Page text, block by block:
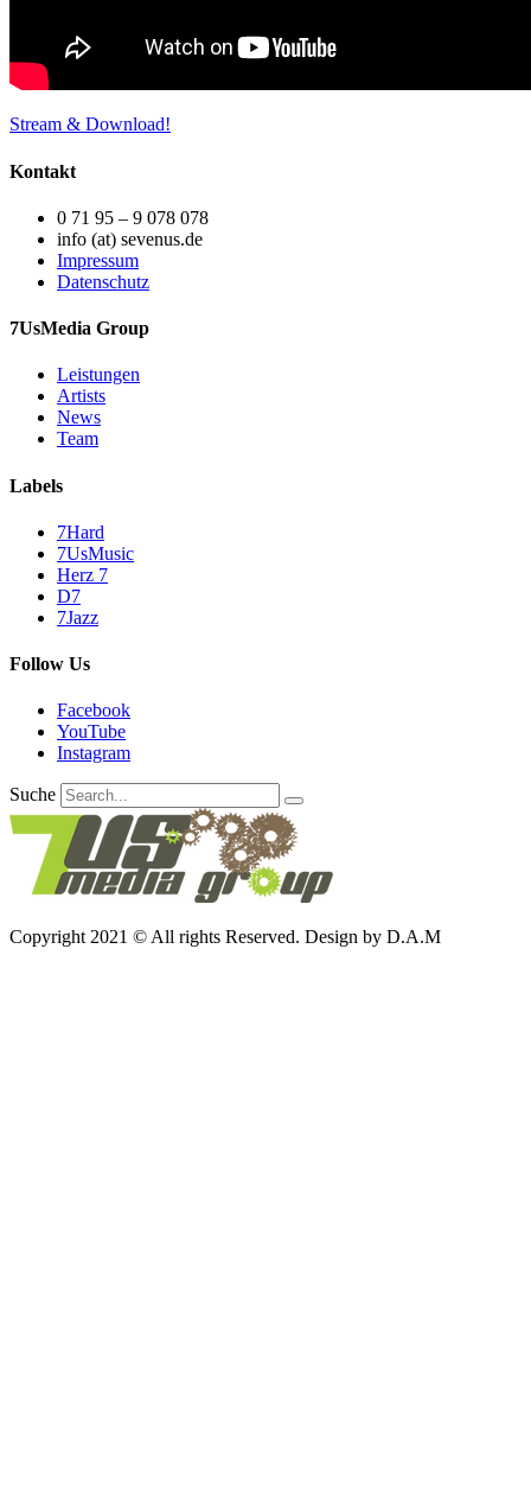
Stream & Download!
Kontakt
0 71 95 – 9 078 078
info (at) sevenus.de
Impressum
Datenschutz
7UsMedia Group
Leistungen
Artists
News
Team
Labels
7Hard
7UsMusic
Herz 7
D7
7Jazz
Follow Us
Facebook
YouTube
Instagram
Suche
Copyright 2021 © All rights Reserved. Design by D.A.M